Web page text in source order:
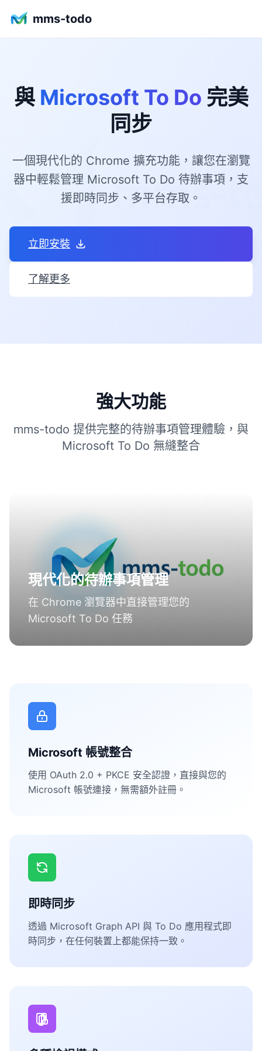
mms-todo
與 Microsoft To Do 完美
同步
一個現代化的 Chrome 擴充功能，讓您在瀏覽
器中輕鬆管理 Microsoft To Do 待辦事項，支
援即時同步、多平台存取。
立即安裝
了解更多
強大功能
mms-todo 提供完整的待辦事項管理體驗，與
Microsoft To Do 無縫整合
現代化的待辦事項管理
在 Chrome 瀏覽器中直接管理您的
Microsoft To Do 任務
Microsoft 帳號整合
使用 OAuth 2.0 + PKCE 安全認證，直接與您的
Microsoft 帳號連接，無需額外註冊。
即時同步
透過 Microsoft Graph API 與 To Do 應用程式即
時同步，在任何裝置上都能保持一致。